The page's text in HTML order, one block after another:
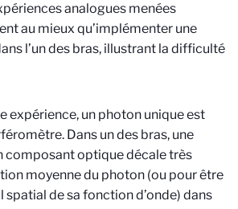
analogues menées
au mieux qu’implémenter une
l’un des bras, illustrant la difficulté
expérience, un photon unique est
Dans un des bras, une
composant optique décale très
moyenne du photon (ou pour être
spatial de sa fonction d’onde) dans